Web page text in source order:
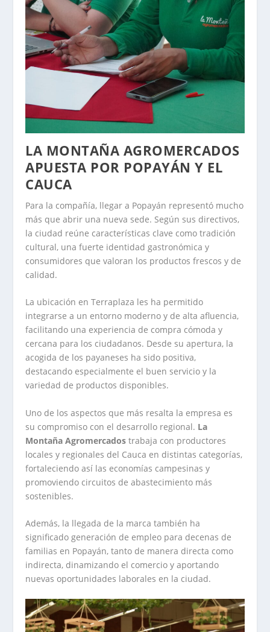
LA MONTAÑA AGROMERCADOS
APUESTA POR POPAYÁN Y EL
CAUCA
Para la compañía, llegar a Popayán representó mucho
más que abrir una nueva sede. Según sus directivos,
la ciudad reúne características clave como tradición
cultural, una fuerte identidad gastronómica y
consumidores que valoran los productos frescos y de
calidad.
La ubicación en Terraplaza les ha permitido
integrarse a un entorno moderno y de alta afluencia,
facilitando una experiencia de compra cómoda y
cercana para los ciudadanos. Desde su apertura, la
acogida de los payaneses ha sido positiva,
destacando especialmente el buen servicio y la
variedad de productos disponibles.
Uno de los aspectos que más resalta la empresa es
su compromiso con el desarrollo regional. La
Montaña Agromercados trabaja con productores
locales y regionales del Cauca en distintas categorías,
fortaleciendo así las economías campesinas y
promoviendo circuitos de abastecimiento más
sostenibles.
Además, la llegada de la marca también ha
significado generación de empleo para decenas de
familias en Popayán, tanto de manera directa como
indirecta, dinamizando el comercio y aportando
nuevas oportunidades laborales en la ciudad.